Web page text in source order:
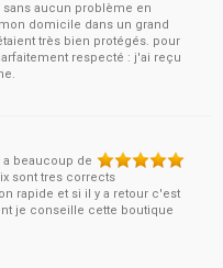
aucun problème en
domicile dans un grand
très bien protégés. pour
respecté : j'ai reçu
beaucoup de
sont tres corrects
rapide et si il y a retour c'est
je conseille cette boutique